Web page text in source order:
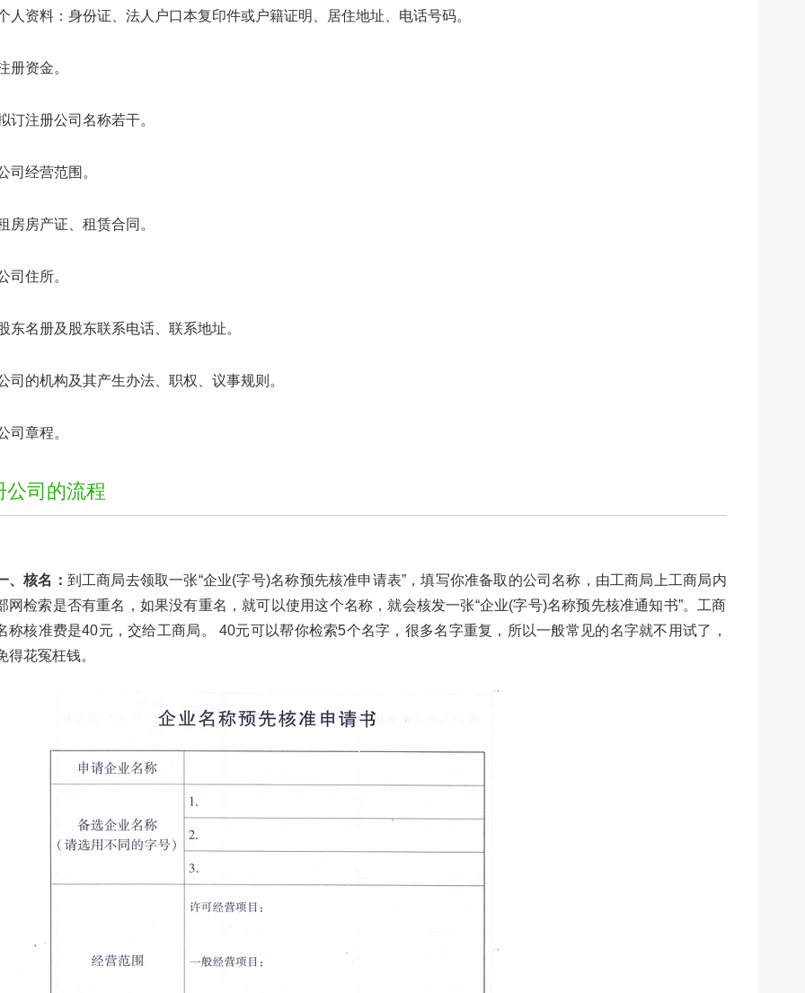
人资料：身份证、法人户口本复印件或户籍证明、居住地址、电话号码。
册资金。
订注册公司名称若干。
司经营范围。
房房产证、租赁合同。
司住所。
东名册及股东联系电话、联系地址。
司的机构及其产生办法、职权、议事规则。
司章程。
公司的流程
、核名： 到工商局去领取一张“企业(字号)名称预先核准申请表”，填写你准备取的公司名称，由工商局上工商局内
网检索是否有重名，如果没有重名，就可以使用这个名称，就会核发一张“企业(字号)名称预先核准通知书”。工商
称核准费是40元，交给工商局。 40元可以帮你检索5个名字，很多名字重复，所以一般常见的名字就不用试了，
得花冤枉钱。